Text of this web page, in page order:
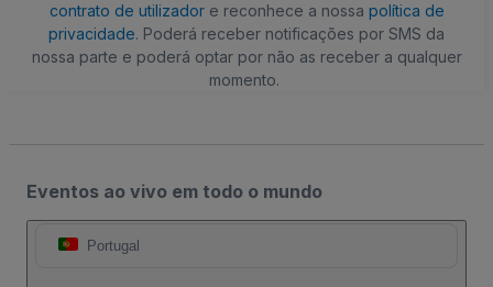
contrato de utilizadore reconhece a nossa política de
privacidade. Poderá receber notificações por SMS da
nossa parte e poderá optar por não as receber a qualquer
momento.
Eventos ao vivo em todo o mundo
Portugal